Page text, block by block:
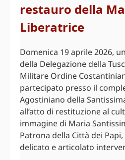
restauro della
Liberatrice
Domenica 19 aprile 2026,
della Delegazione della
Militare Ordine
partecipato presso il
Agostiniano della
all’atto di restituzione al
immagine di Maria
Patrona della Città dei
delicato e articolato